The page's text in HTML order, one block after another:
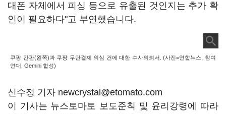
대폰 자체에서 피싱 등으로 유출된 것인지는 추가 확
인이 필요하다"고 부연했습니다.
쿠팡 간판(왼쪽)과 쿠팡 무단결제 의심 건에 대한 수사의뢰서. (사진=연합뉴스, 참여
연대, Gemini 합성)
신수정 기자 newcrystal@etomato.com
이 기사는 뉴스토마토 보도준칙 및 윤리강령에 따라